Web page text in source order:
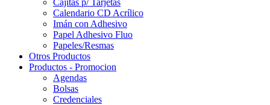
Cajitas p/ Tarjetas
Calendario CD Acrílico
Imán con Adhesivo
Papel Adhesivo Fluo
Papeles/Resmas
Otros Productos
Productos - Promocion
Agendas
Bolsas
Credenciales